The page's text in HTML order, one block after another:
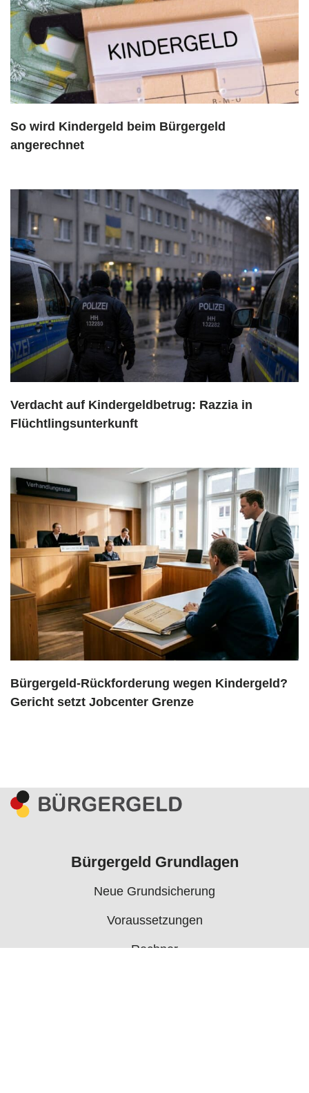
So wird Kindergeld beim Bürgergeld
angerechnet
Verdacht auf Kindergeldbetrug: Razzia in
Flüchtlingsunterkunft
Bürgergeld-Rückforderung wegen Kindergeld?
Gericht setzt Jobcenter Grenze
Bürgergeld Grundlagen
Neue Grundsicherung
Voraussetzungen
Rechner